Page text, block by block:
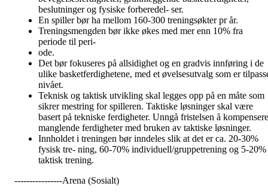
beslutninger og fysiske forberedel- ser.
En spiller bør ha mellom 160-300 treningsøkter pr år.
Treningsmengden bør ikke økes med mer enn 10% fra
periode til peri-
ode.
Det bør fokuseres på allsidighet og en gradvis innføring i de
ulike basketferdighetene, med et øvelsesutvalg som er
nivået.
Teknisk og taktisk utvikling skal legges opp på en måte som
sikrer mestring for spilleren. Taktiske løsninger skal være
basert på tekniske ferdigheter. Unngå fristelsen å kompensere
manglende ferdigheter med bruken av taktiske løsninger.
Innholdet i treningen bør inndeles slik at det er ca. 20-30%
fysisk tre- ning, 60-70% individuell/gruppetrening og 5-20%
taktisk trening.
----------------Arena (Sosialt)